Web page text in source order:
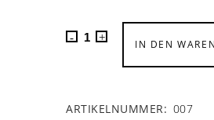
IN DEN
ARTIKELNUMMER: 007